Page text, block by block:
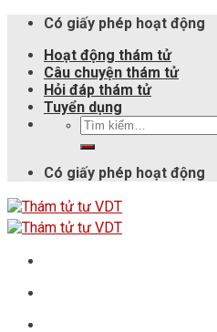
Có giấy phép hoạt động
Hoạt động thám tử
Câu chuyện thám tử
Hỏi đáp thám tử
Tuyển dụng
Có giấy phép hoạt động